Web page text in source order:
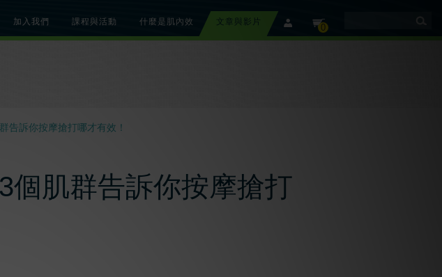
cart 0
member
加入我們
課程與活動
什麼是肌內效
文章與影片
告訴你按摩搶打哪才有效！
個肌群告訴你按摩搶打